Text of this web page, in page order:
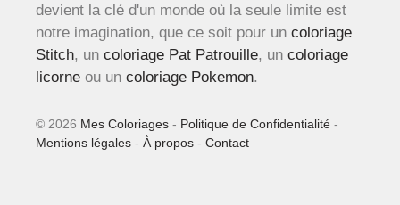
devient la clé d'un monde où la seule limite est
notre imagination, que ce soit pour un coloriage
Stitch, un coloriage Pat Patrouille, un coloriage
licorne ou un coloriage Pokemon.
© 2026 Mes Coloriages - Politique de Confidentialité -
Mentions légales - À propos - Contact